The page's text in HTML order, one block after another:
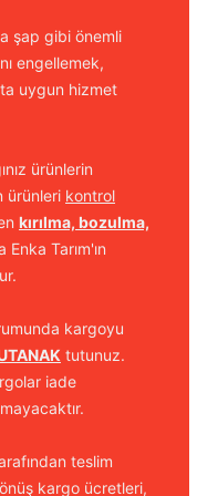
şap gibi önemli
engellemek,
uygun hizmet
ürünlerin
ürünleri kontrol
kırılma, bozulma,
Enka Tarım'ın
kargoyu
tutunuz.
iade
teslim
kargo ücretleri,